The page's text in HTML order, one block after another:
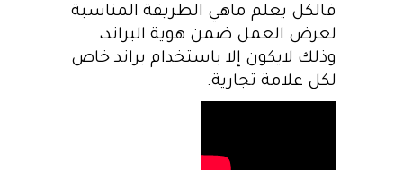
فالكل يعلم ماهي الطريقة المناسبة
لعرض العمل ضمن هوية البراند،
وذلك لايكون إلا باستخدام براند خاص
لكل علامة تجارية.